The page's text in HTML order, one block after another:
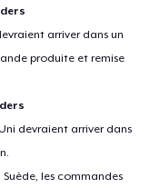
arriver dans un
produite et remise
devraient arriver dans
Suède, les commandes